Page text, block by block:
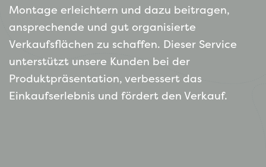
Montage erleichtern und dazu beitragen,
ansprechende und gut organisierte
Verkaufsflächen zu schaffen. Dieser Service
unterstützt unsere Kunden bei der
Produktpräsentation, verbessert das
Einkaufserlebnis und fördert den Verkauf.